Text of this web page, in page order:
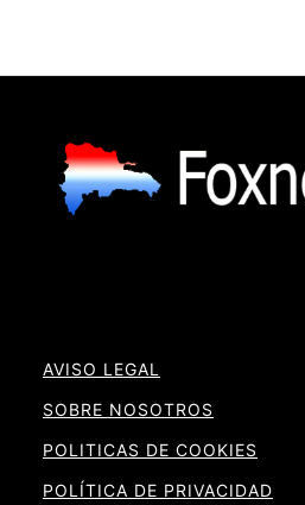
AVISO LEGAL
SOBRE NOSOTROS
POLITICAS DE COOKIES
POLÍTICA DE PRIVACIDAD